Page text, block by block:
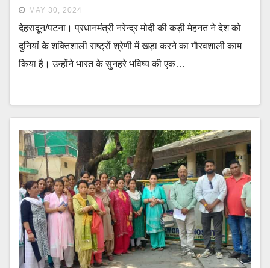
MAY 30, 2024
देहरादून/पटना। प्रधानमंत्री नरेन्द्र मोदी की कड़ी मेहनत ने देश को
दुनियां के शक्तिशाली राष्ट्रों श्रेणी में खड़ा करने का गौरवशाली काम
किया है। उन्होंने भारत के सुनहरे भविष्य की एक…